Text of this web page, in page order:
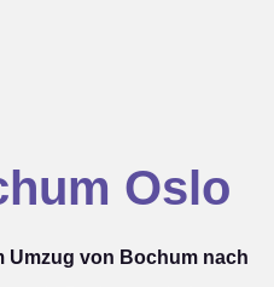
Oslo
Umzug von Bochum nach